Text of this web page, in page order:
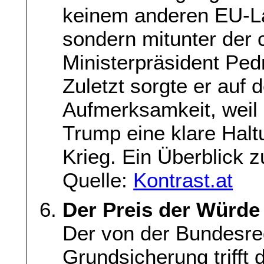
keinem anderen EU-
sondern mitunter der
Ministerpräsident
Zuletzt sorgte er auf
Aufmerksamkeit,
Trump eine klare
Krieg. Ein Überblick
Quelle: Kontrast.at
Der Preis der Würde
Der von der
Grundsicherung trifft